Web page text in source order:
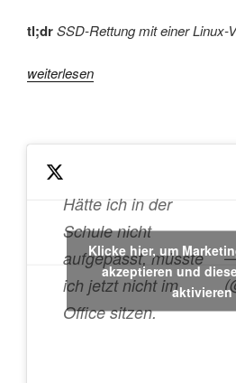
tl;drSSD-Rettung mit einer Linux-
„SSD
weiterlesen
Hätte ich in der
Schule nicht
aufgepasst, müsste
ich jetzt nicht im
Office sitzen.
Klicke hier, um
akzeptieren und
aktivieren